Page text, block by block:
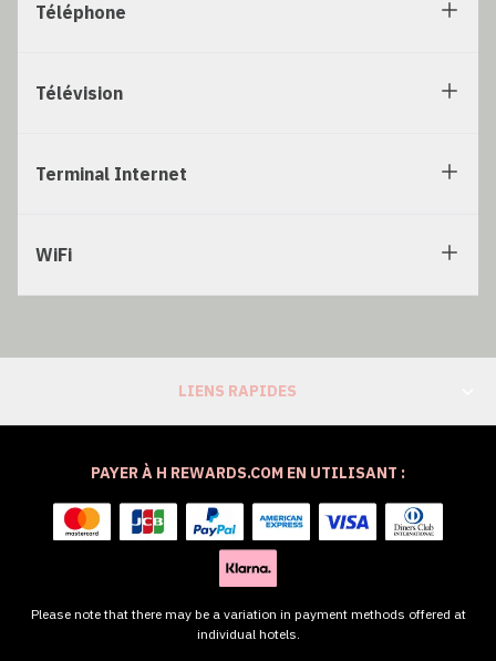
Téléphone
Télévision
Terminal Internet
WiFi
LIENS RAPIDES
PAYER À H REWARDS.COM EN UTILISANT :
Please note that there may be a variation in payment methods offered at
individual hotels.